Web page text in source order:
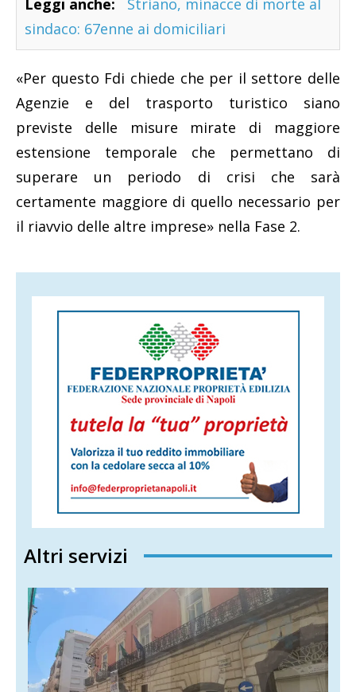
Leggi anche:
Striano, minacce di morte al
sindaco: 67enne ai domiciliari
«Per questo Fdi chiede che per il settore delle
Agenzie e del trasporto turistico siano
previste delle misure mirate di maggiore
estensione temporale che permettano di
superare un periodo di crisi che sarà
certamente maggiore di quello necessario per
il riavvio delle altre imprese» nella Fase 2.
Altri servizi